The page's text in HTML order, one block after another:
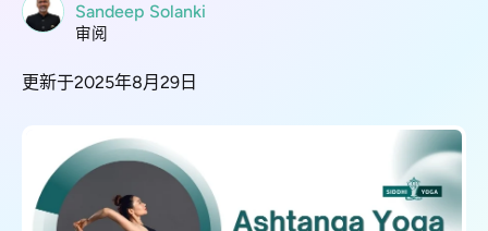
Sandeep Solanki
审阅
更新于2025年8月29日